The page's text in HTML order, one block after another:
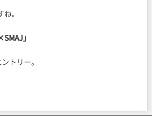
ね。
」
トリー。